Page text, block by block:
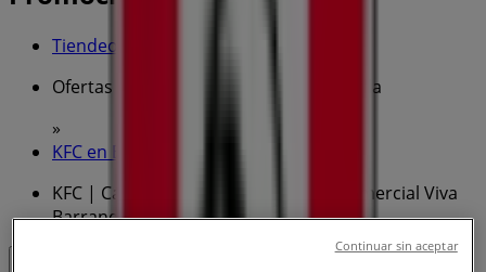
Tiendeo en Barranquilla
Ofertas de Restaurantes en Barranquilla
»
KFC en Barranquilla
KFC | Calle 74 No 38 D -113 Centro Comercial Viva
Barranquilla – Local 19k
Continuar sin aceptar